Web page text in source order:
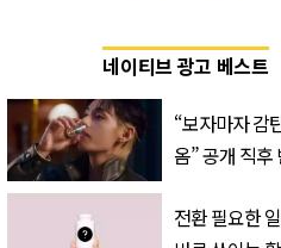
네이티브 광고 베스트
“보자마자 감
옴” 공개 직후
전환 필요한